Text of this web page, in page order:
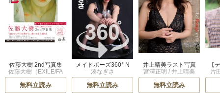
佐藤大樹 2nd写真集
『In Motion』【電子
限定動画特典付き】
1巻
佐藤大樹（EXILE/FA
NTASTICS）
無料立読み
メイドポーズ360° N
o.012 湊なぎさ 1巻
湊なぎさ
無料立読み
井上晴美ラスト写真
集 Ｌｅ Ｒｏｕｇ
ｅ ｅｔ ｌｅ Ｎ
ｏｉｒ 1巻
宮澤正明 /井上晴美
無料立読み
【
陽
片